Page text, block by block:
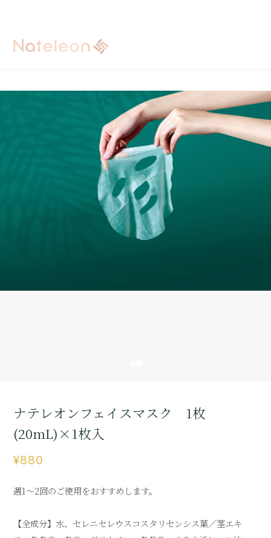
ナテレオンフェイスマスク 1枚
(20mL)×1枚入
¥880
週1～2回のご使用をおすすめします。
【全成分】水、セレニセレウスコスタリセンシス葉／茎エキ